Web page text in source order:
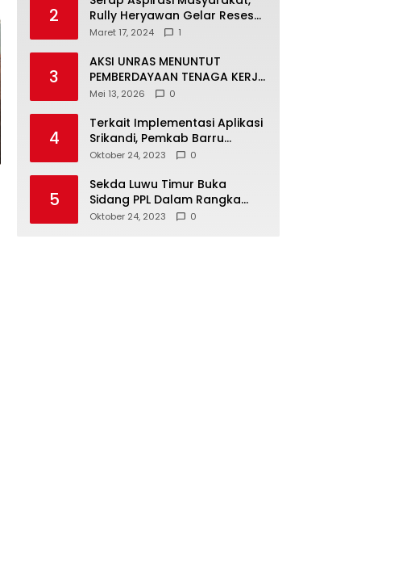
2
Rully Heryawan Gelar Reses
Perseorangan
Maret 17, 2024 1
3
AKSI UNRAS MENUNTUT
PEMBERDAYAAN TENAGA KERJA
LOKAL TERHADAP PT. CERIA
Mei 13, 2026 0
4
Terkait Implementasi Aplikasi
Srikandi, Pemkab Barru
Kunker ke Luwu Timur
Oktober 24, 2023 0
5
Sekda Luwu Timur Buka
Sidang PPL Dalam Rangka
Redistribusi Tanah 2023
Oktober 24, 2023 0